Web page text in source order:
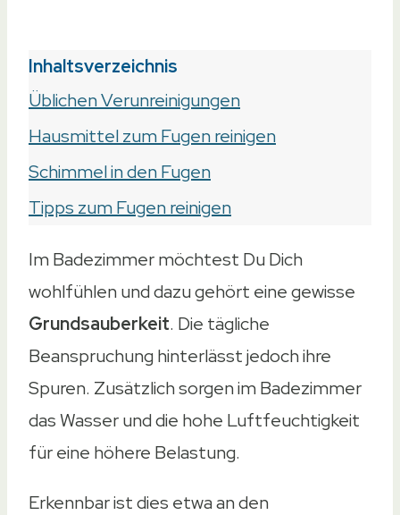
Inhaltsverzeichnis
Üblichen Verunreinigungen
Hausmittel zum Fugen reinigen
Schimmel in den Fugen
Tipps zum Fugen reinigen
Im Badezimmer möchtest Du Dich
wohlfühlen und dazu gehört eine gewisse
Grundsauberkeit. Die tägliche
Beanspruchung hinterlässt jedoch ihre
Spuren. Zusätzlich sorgen im Badezimmer
das Wasser und die hohe Luftfeuchtigkeit
für eine höhere Belastung.
Erkennbar ist dies etwa an den